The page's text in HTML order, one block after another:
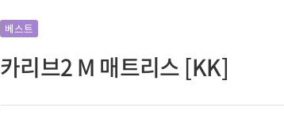
베스트
카리브2 M 매트리스 [KK]